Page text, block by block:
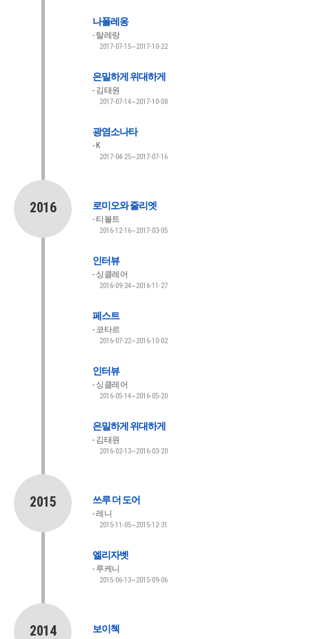
나폴레옹
탈레랑
2017-07-15~2017-10-22
은밀하게 위대하게
김태원
2017-07-14~2017-10-08
광염소나타
K
2017-04-25~2017-07-16
2016 로미오와 줄리엣
티볼트
2016-12-16~2017-03-05
인터뷰
싱클레어
2016-09-24~2016-11-27
페스트
코타르
2016-07-22~2016-10-02
인터뷰
싱클레어
2016-05-14~2016-05-20
은밀하게 위대하게
김태원
2016-02-13~2016-03-20
2015 쓰루 더 도어
레니
2015-11-05~2015-12-31
엘리자벳
루케니
2015-06-13~2015-09-06
2014 보이첵